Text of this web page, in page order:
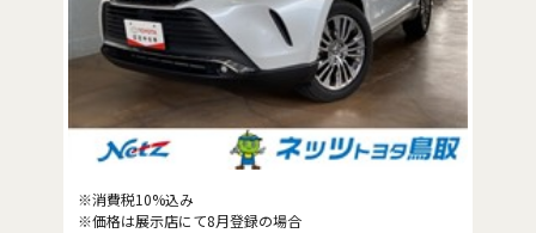
※消費税10%込み
※価格は展示店にて8月登録の場合